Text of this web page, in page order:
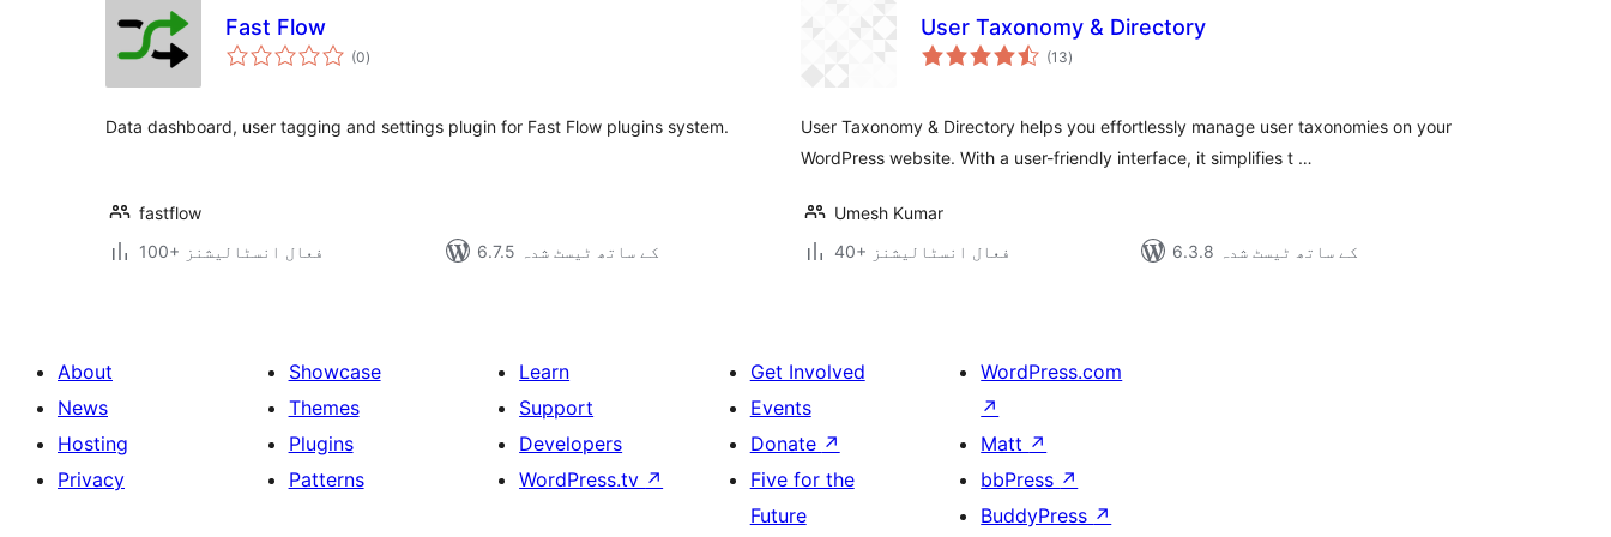
Fast Flow
(0مجموعی
درجہ
)
Data dashboard, user tagging and settings plugin for Fast Flow plugins system.
fastflow
100+ فعال انسٹالیشنز
6.7.5 کے ساتھ ٹیسٹ شدہ
User Taxonomy & Directory
(13مجموعی
درجہ
)
User Taxonomy & Directory helps you effortlessly manage user taxonomies on your
WordPress website. With a user-friendly interface, it simplifies t …
Umesh Kumar
40+ فعال انسٹالیشنز
6.3.8 کے ساتھ ٹیسٹ شدہ
About
News
Hosting
Privacy
Showcase
Themes
Plugins
Patterns
Learn
Support
Developers
WordPress.tv ↗
Get Involved
Events
Donate ↗
Five for the
Future
WordPress.com
↗
Matt ↗
bbPress ↗
BuddyPress ↗